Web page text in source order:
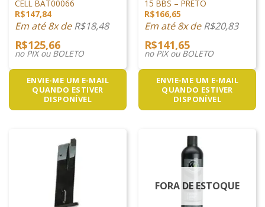
CELL BAT00066
R$147,84
Em até 8x deR$18,48
R$125,66
no PIX ou BOLETO
ENVIE-ME UM E-MAIL
QUANDO ESTIVER
DISPONÍVEL
15 BBS – PRETO
R$166,65
Em até 8x deR$20,83
R$141,65
no PIX ou BOLETO
ENVIE-ME UM E-MAIL
QUANDO ESTIVER
DISPONÍVEL
FORA DE ESTOQUE